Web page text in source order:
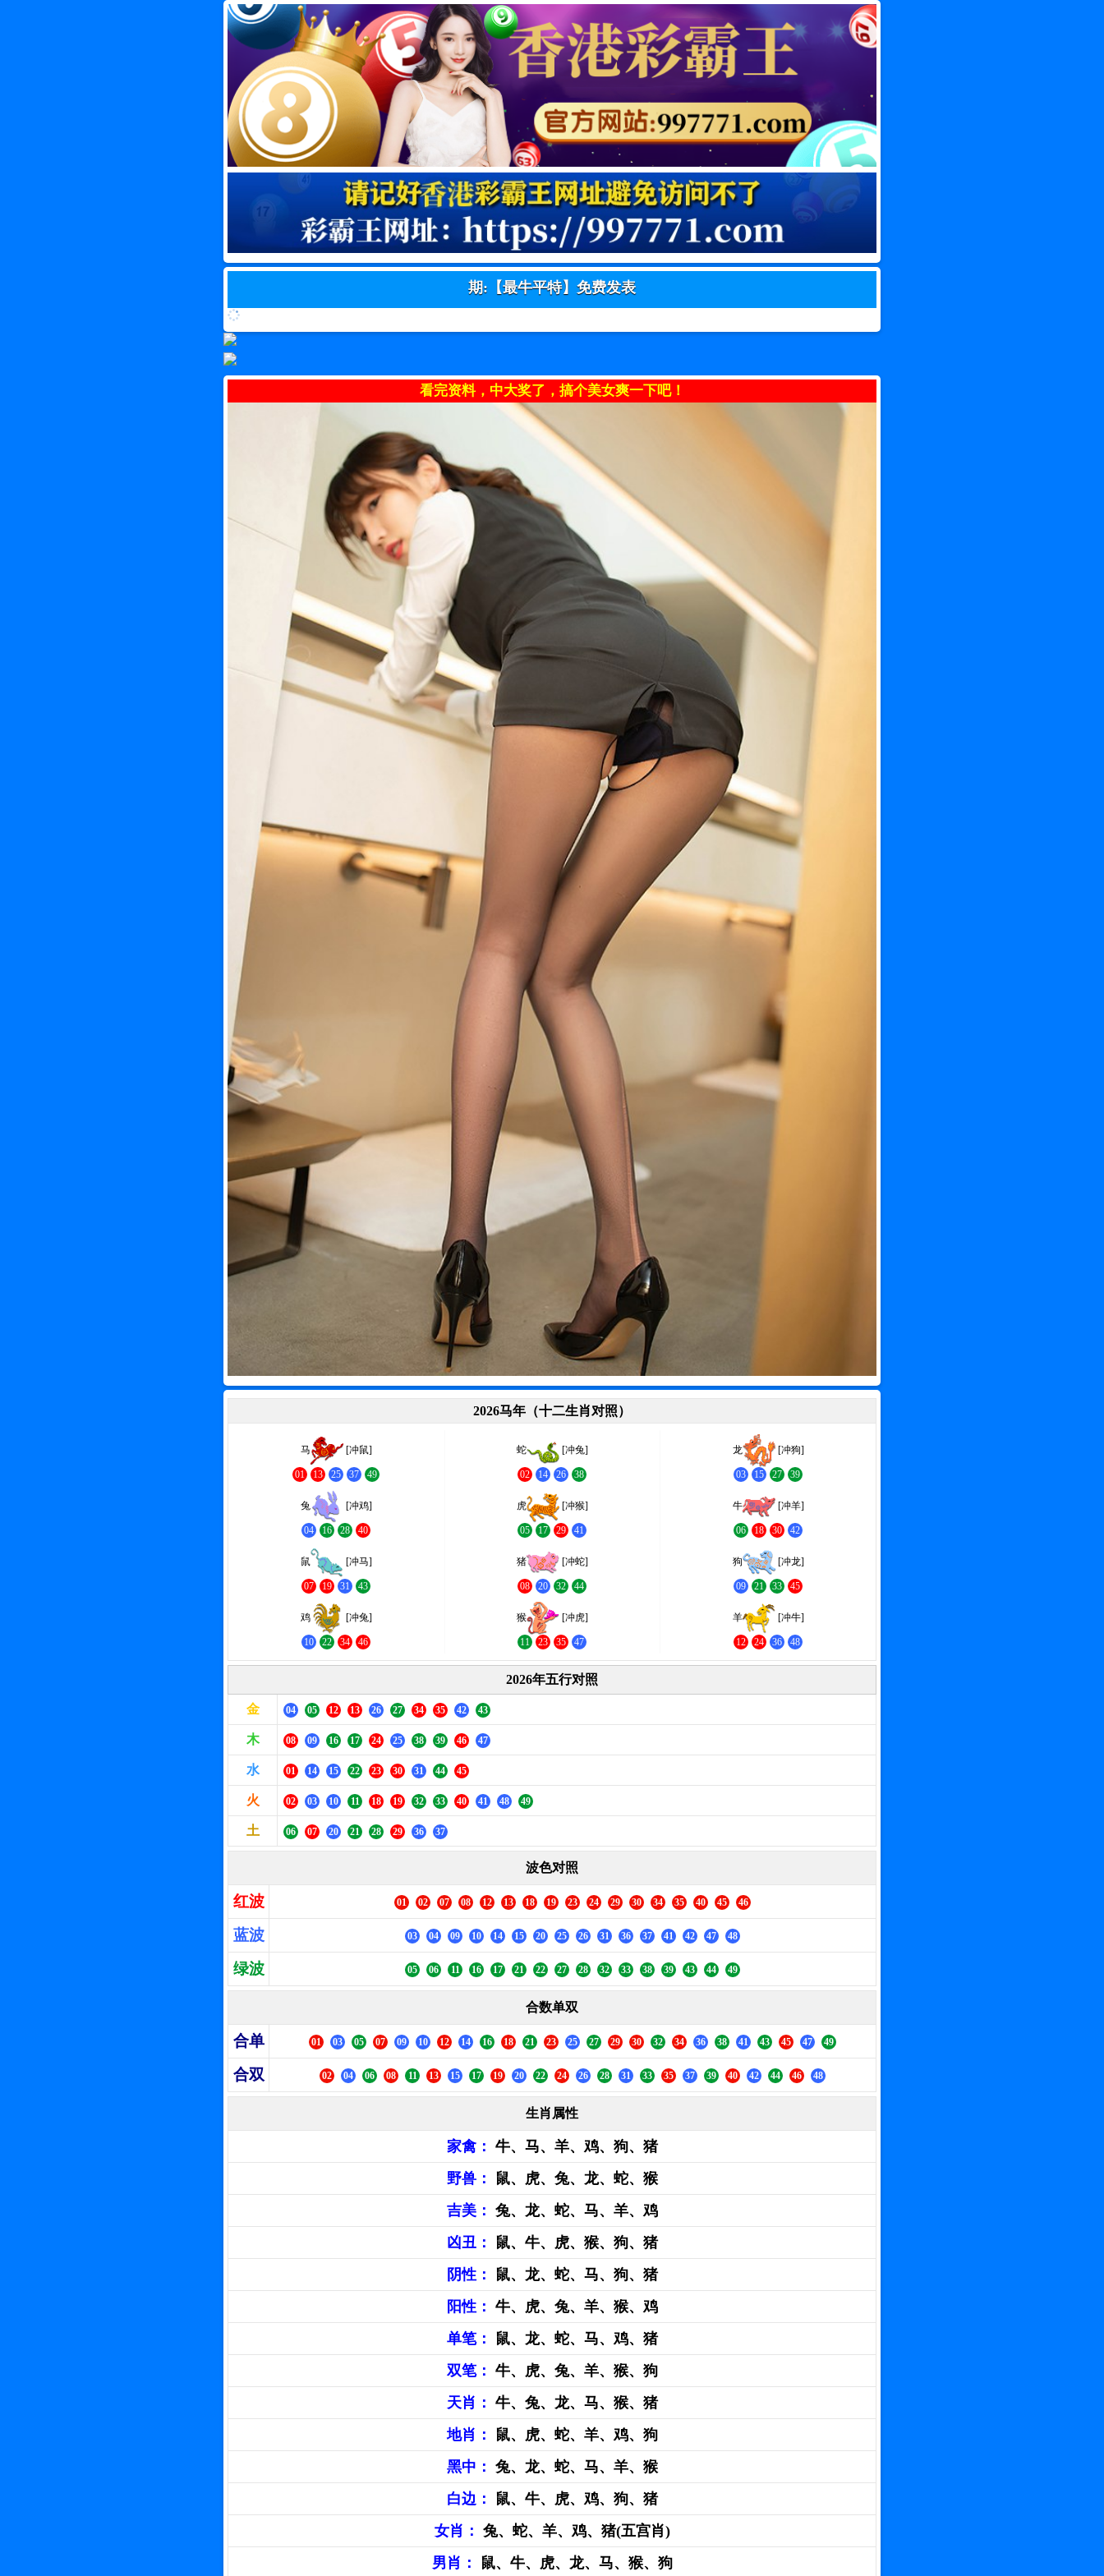
期:【最牛平特】免费发表
看完资料，中大奖了，搞个美女爽一下吧！
2026马年（十二生肖对照）
马 [冲鼠]
01 13 25 37 49
蛇 [冲兔]
02 14 26 38
龙 [冲狗]
03 15 27 39
兔 [冲鸡]
04 16 28 40
虎 [冲猴]
05 17 29 41
牛 [冲羊]
06 18 30 42
鼠 [冲马]
07 19 31 43
猪 [冲蛇]
08 20 32 44
狗 [冲龙]
09 21 33 45
鸡 [冲兔]
10 22 34 46
猴 [冲虎]
11 23 35 47
羊 [冲牛]
12 24 36 48
2026年五行对照
金 04 05 12 13 26 27 34 35 42 43
木 08 09 16 17 24 25 38 39 46 47
水 01 14 15 22 23 30 31 44 45
火 02 03 10 11 18 19 32 33 40 41 48 49
土 06 07 20 21 28 29 36 37
波色对照
红波 01 02 07 08 12 13 18 19 23 24 29 30 34 35 40 45 46
蓝波 03 04 09 10 14 15 20 25 26 31 36 37 41 42 47 48
绿波 05 06 11 16 17 21 22 27 28 32 33 38 39 43 44 49
合数单双
合单 01 03 05 07 09 10 12 14 16 18 21 23 25 27 29 30 32 34 36 38 41 43 45 47 49
合双 02 04 06 08 11 13 15 17 19 20 22 24 26 28 31 33 35 37 39 40 42 44 46 48
生肖属性
家禽： 牛、马、羊、鸡、狗、猪
野兽：
鼠、虎、兔、龙、蛇、猴
吉美： 兔、龙、蛇、马、羊、鸡
凶丑：
鼠、牛、虎、猴、狗、猪
阴性：
鼠、龙、蛇、马、狗、猪
阳性： 牛、虎、兔、羊、猴、鸡
单笔：
鼠、龙、蛇、马、鸡、猪
双笔： 牛、虎、兔、羊、猴、狗
天肖： 牛、兔、龙、马、猴、猪
地肖：
鼠、虎、蛇、羊、鸡、狗
黑中： 兔、龙、蛇、马、羊、猴
白边：
鼠、牛、虎、鸡、狗、猪
女肖： 兔、蛇、羊、鸡、猪(五宫肖)
男肖：
鼠、牛、虎、龙、马、猴、狗